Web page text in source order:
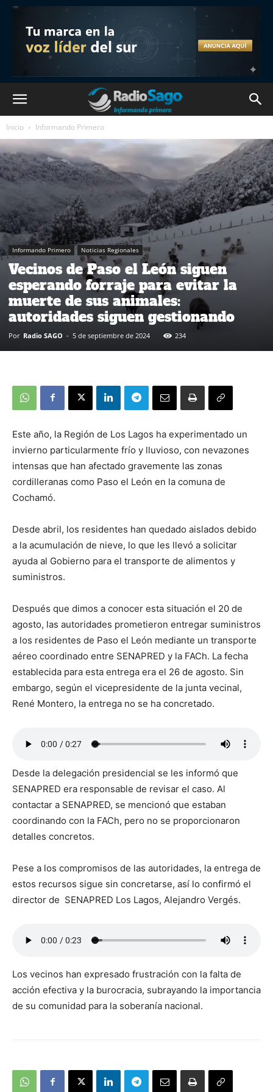
Inicio Informando Primero
Informando Primero Noticias Regionales
Vecinos de Paso el León siguen
esperando forraje para evitar la
muerte de sus animales:
autoridades siguen gestionando
Por Radio SAGO - 5 de septiembre de 2024 234
Este año, la Región de Los Lagos ha experimentado un
invierno particularmente frío y lluvioso, con nevazones
intensas que han afectado gravemente las zonas
cordilleranas como Paso el León en la comuna de
Cochamó.
Desde abril, los residentes han quedado aislados debido
a la acumulación de nieve, lo que les llevó a solicitar
ayuda al Gobierno para el transporte de alimentos y
suministros.
Después que dimos a conocer esta situación el 20 de
agosto, las autoridades prometieron entregar suministros
a los residentes de Paso el León mediante un transporte
aéreo coordinado entre SENAPRED y la FACh. La fecha
establecida para esta entrega era el 26 de agosto. Sin
embargo, según el vicepresidente de la junta vecinal,
René Montero, la entrega no se ha concretado.
Desde la delegación presidencial se les informó que
SENAPRED era responsable de revisar el caso. Al
contactar a SENAPRED, se mencionó que estaban
coordinando con la FACh, pero no se proporcionaron
detalles concretos.
Pese a los compromisos de las autoridades, la entrega de
estos recursos sigue sin concretarse, así lo confirmó el
director de SENAPRED Los Lagos, Alejandro Vergés.
Los vecinos han expresado frustración con la falta de
acción efectiva y la burocracia, subrayando la importancia
de su comunidad para la soberanía nacional.